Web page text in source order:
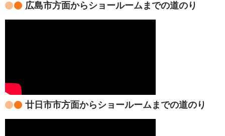
広島市方面からショールームまでの道のり
廿日市市方面からショールームまでの道のり